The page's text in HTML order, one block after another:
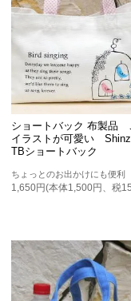
ショートバック 布製品
イラストが可愛い
TBショートバック
ちょっとのお出かけにも便利
1,650円(本体1,500円、税